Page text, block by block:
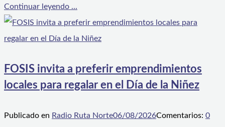
Continuar leyendo ...
FOSIS invita a preferir emprendimientos
locales para regalar en el Día de la Niñez
Publicado en Radio Ruta Norte06/08/2026Comentarios: 0